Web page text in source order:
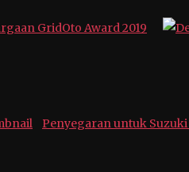
GridOto Award 2019
Penyegaran untuk